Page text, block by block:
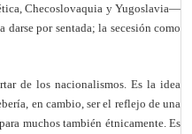
Checoslovaquia y Yugoslavia—
por sentada; la secesión como
de los nacionalismos. Es la idea
en cambio, ser el reflejo de una
muchos también étnicamente. Es